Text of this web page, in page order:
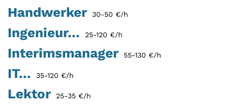
Handwerker 30-50 €/h
Ingenieur... 25-120 €/h
Interimsmanager 55-130 €/h
IT... 35-120 €/h
Lektor 25-35 €/h